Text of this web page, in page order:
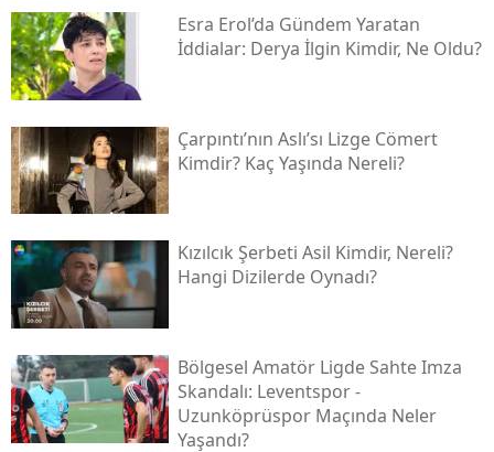
Esra Erol’da Gündem Yaratan
İddialar: Derya İlgin Kimdir, Ne Oldu?
Çarpıntı’nın Aslı’sı Lizge Cömert
Kimdir? Kaç Yaşında Nereli?
Kızılcık Şerbeti Asil Kimdir, Nereli?
Hangi Dizilerde Oynadı?
Bölgesel Amatör Ligde Sahte Imza
Skandalı: Leventspor -
Uzunköprüspor Maçında Neler
Yaşandı?